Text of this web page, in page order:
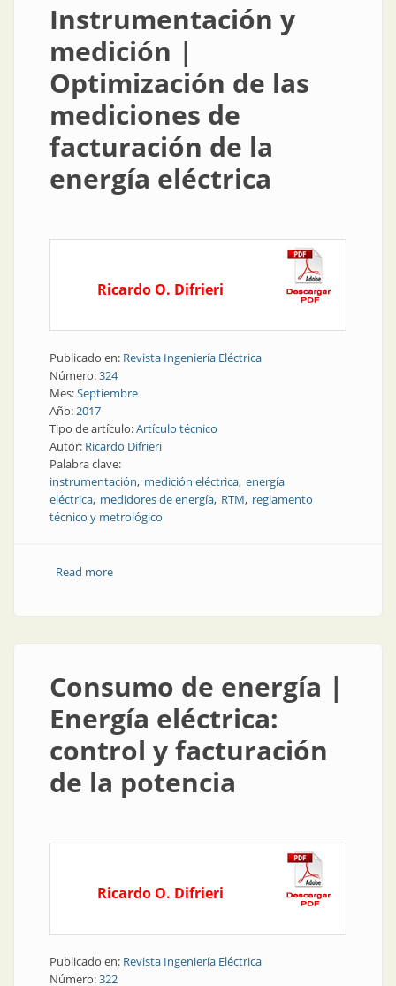
Instrumentación y
medición |
Optimización de las
mediciones de
facturación de la
energía eléctrica
Ricardo O. Difrieri
Publicado en: Revista Ingeniería Eléctrica
Número:324
Mes:Septiembre
Año:2017
Tipo de artículo:Artículo técnico
Autor: Ricardo Difrieri
Palabra clave:
instrumentación medición eléctrica energía
eléctrica medidores de energía RTM reglamento
técnico y metrológico
Read moreabout Instrumentación y medición | Optimización de
Consumo de energía |
Energía eléctrica:
control y facturación
de la potencia
Ricardo O. Difrieri
Publicado en: Revista Ingeniería Eléctrica
Número:322